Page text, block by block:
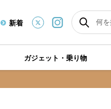
新着
ガジェット・乗り物